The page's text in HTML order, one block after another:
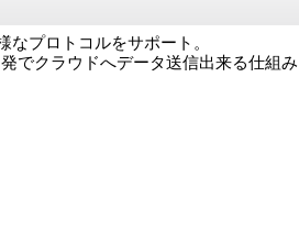
プロトコルをサポート。
でクラウドへデータ送信出来る仕組